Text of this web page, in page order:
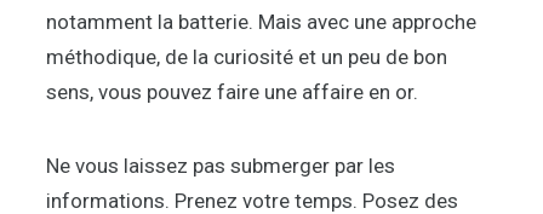
notamment la batterie. Mais avec une approche
méthodique, de la curiosité et un peu de bon
sens, vous pouvez faire une affaire en or.
Ne vous laissez pas submerger par les
informations. Prenez votre temps. Posez des